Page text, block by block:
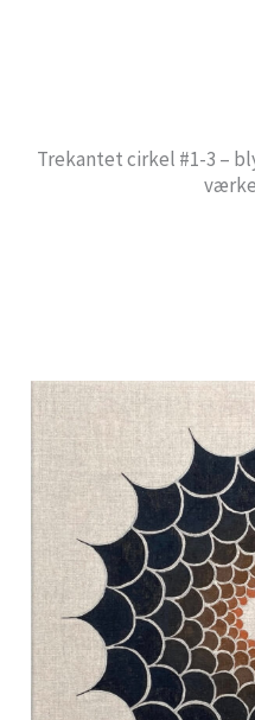
Trekantet cirkel #1-3 –